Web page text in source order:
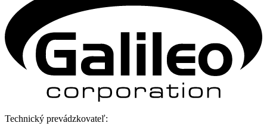
Technický prevádzkovateľ: